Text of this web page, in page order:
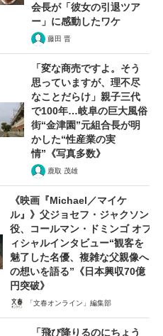
会長が「彼女の引退ツア
ー」に感動したワケ
藤田 晋
「変な商売ですよ。そう
思っていますが、理不尽
なことだらけ」親子三代
で100年…岐阜の巨大風俗
街“金津園”元組合長が明
かした“性産業の実
情”《写真多数》
鹿取 茂雄
《映画『Michael／マイケ
ル』》父ジョセフ・ジャクソン
役、コールマン・ドミンゴ オフ
ィシャルインタビュー“観客を
魅了した名優、複雑な父親像へ
の想いを語る”《日本興収70億
円突破》
「文春オンライン」編集部
「飛び降りるのにちょう